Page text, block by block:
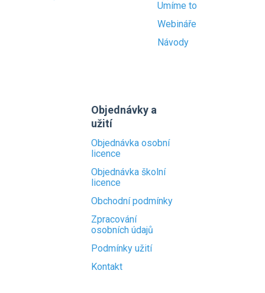
Umíme to
Webináře
Návody
Objednávky a
užití
Objednávka osobní
licence
Objednávka školní
licence
Obchodní podmínky
Zpracování
osobních údajů
Podmínky užití
Kontakt